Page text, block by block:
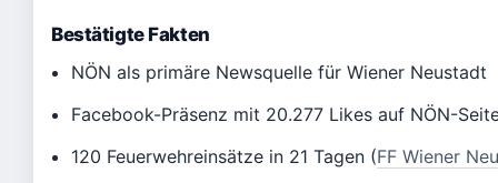
Bestätigte Fakten
NÖN als primäre Newsquelle für Wiener Neustadt
Facebook-Präsenz mit 20.277 Likes auf NÖN-
120 Feuerwehreinsätze in 21 Tagen (FF Wiener